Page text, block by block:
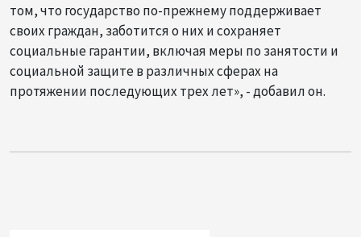
том, что государство по-прежнему поддерживает
своих граждан, заботится о них и сохраняет
социальные гарантии, включая меры по занятости и
социальной защите в различных сферах на
протяжении последующих трех лет», - добавил он.